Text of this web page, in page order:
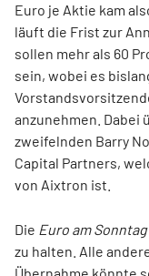
Euro je Aktie kam
läuft die Frist zur
sollen mehr als 60
sein, wobei es
anzunehmen. Dabei
zweifelnden Barry
Capital Partners,
von Aixtron ist.
Die Euro am Sonntag
zu halten. Alle